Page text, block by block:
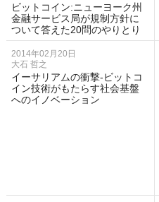
ビットコイン:ニューヨーク州
金融サービス局が規制方針に
ついて答えた20問のやりとり
2014年02月20日
大石 哲之
イーサリアムの衝撃-ビットコ
イン技術がもたらす社会基盤
へのイノベーション